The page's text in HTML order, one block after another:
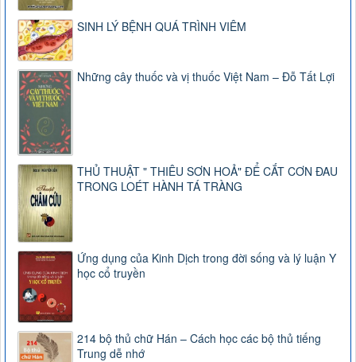
SINH LÝ BỆNH QUÁ TRÌNH VIÊM
Những cây thuốc và vị thuốc Việt Nam – Đỗ Tất Lợi
THỦ THUẬT " THIÊU SƠN HOẢ" ĐỂ CẮT CƠN ĐAU
TRONG LOÉT HÀNH TÁ TRÀNG
Ứng dụng của Kinh Dịch trong đời sống và lý luận Y
học cổ truyền
214 bộ thủ chữ Hán – Cách học các bộ thủ tiếng
Trung dễ nhớ